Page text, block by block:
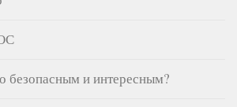
безопасным и интересным?